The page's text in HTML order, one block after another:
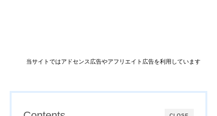
当サイトではアドセンス広告やアフリエイト広告を利用しています